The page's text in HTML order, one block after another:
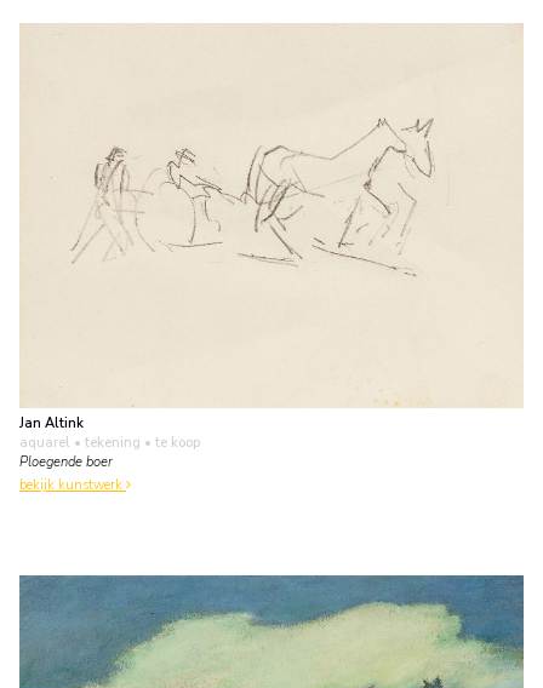
Jan Altink
aquarel • tekening • te koop
Ploegende boer
bekijk kunstwerk